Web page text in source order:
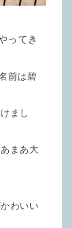
ってき
前は碧
まし
まあ大
わいい